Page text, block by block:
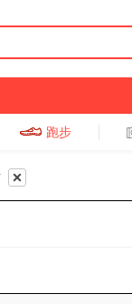
跑步